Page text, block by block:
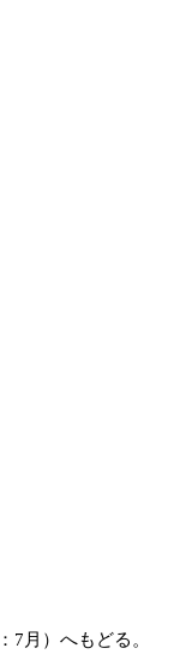
7月）へもどる。